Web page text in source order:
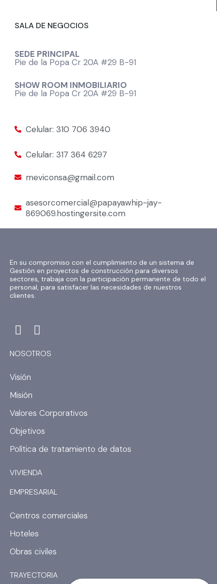
SALA DE NEGOCIOS
SEDE PRINCIPAL
Pie de la Popa Cr 20A #29 B-91
SHOW ROOM INMOBILIARIO
Pie de la Popa Cr 20A #29 B-91
Celular: 310 706 3940
Celular: 317 364 6297
meviconsa@gmail.com
asesorcomercial@papayawhip-jay-
869069.hostingersite.com
En su compromiso con el cumplimiento de un sistema de
Gestión en proyectos de construcción para diversos
sectores, trabaja con la participación permanente de todo el
personal, para satisfacer las necesidades de nuestros
clientes.
F
a
c
b
o
k
I
n
s
a
NOSOTROS
Visión
Misión
Valores Corporativos
Objetivos
Política de tratamiento de datos
VIVIENDA
EMPRESARIAL
Centros comerciales
Hoteles
Obras civiles
TRAYECTORIA